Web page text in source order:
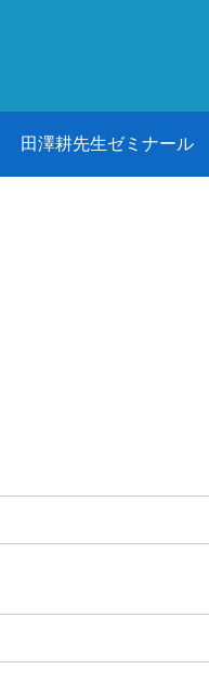
田澤耕先生ゼミナール